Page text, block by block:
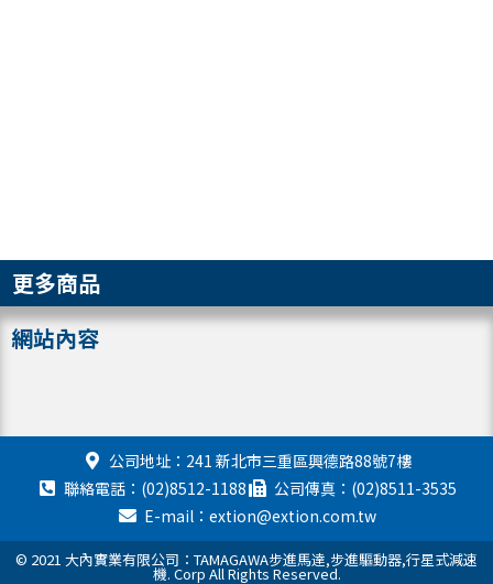
更多商品
網站內容
公司地址：241 新北市三重區興德路88號7樓
聯絡電話：(02)8512-1188
公司傳真：(02)8511-3535
E-mail：extion@extion.com.tw
© 2021 大內實業有限公司：TAMAGAWA步進馬達,步進驅動器,行星式減速
機. Corp All Rights Reserved.